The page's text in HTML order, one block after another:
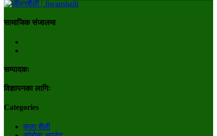
सामाजिक संजालमा
सम्पादकः
विज्ञापनका लागिः
Categories
कला शैली